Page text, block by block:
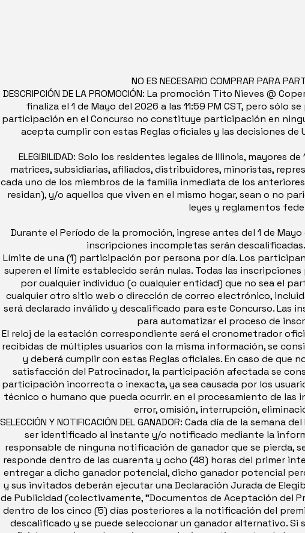
NO ES NECESARIO COMPRAR PARA
DESCRIPCIÓN DE LA PROMOCIÓN: La promoción Tito Nieves @
finaliza el 1 de Mayo del 2026 a las 11:59 PM CST, pero
participación en el Concurso no constituye participación en
acepta cumplir con estas Reglas oficiales y las decisiones de
ELEGIBILIDAD: Solo los residentes legales de Illinois,
matrices, subsidiarias, afiliados, distribuidores, minoristas,
cada uno de los miembros de la familia inmediata de los
residan), y/o aquellos que viven en el mismo hogar, sean o no
leyes y reglamentos
Durante el Período de la promoción, ingrese antes del 1 de
inscripciones incompletas serán descalificadas.
Límite de una (1) participación por persona por día. Los
superen el límite establecido serán nulas. Todas las
por cualquier individuo (o cualquier entidad) que no sea el
cualquier otro sitio web o dirección de correo electrónico,
será declarado inválido y descalificado para este Concurso. Las
para automatizar el proceso de
El reloj de la estación correspondiente será el cronometrador
recibidas de múltiples usuarios con la misma información, se
y deberá cumplir con estas Reglas oficiales. En caso de
satisfacción del Patrocinador, la participación afectada se
participación incorrecta o inexacta, ya sea causada por los
técnico o humano que pueda ocurrir. en el procesamiento de las
error, omisión, interrupción,
SELECCIÓN Y NOTIFICACIÓN DEL GANADOR: Cada día de la
ser identificado al instante y/o notificado mediante la
responsable de ninguna notificación de ganador que se
responde dentro de las cuarenta y ocho (48) horas del primer
entregar a dicho ganador potencial, dicho ganador potencial
y sus invitados deberán ejecutar una Declaración Jurada de
de Publicidad (colectivamente, "Documentos de Aceptación del
dentro de los cinco (5) días posteriores a la notificación del
descalificado y se puede seleccionar un ganador alternativo. Si